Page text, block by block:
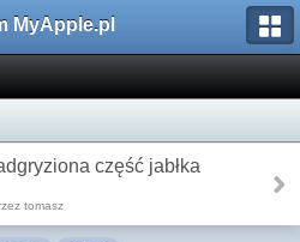
MyApple.pl
część jabłka
tomasz